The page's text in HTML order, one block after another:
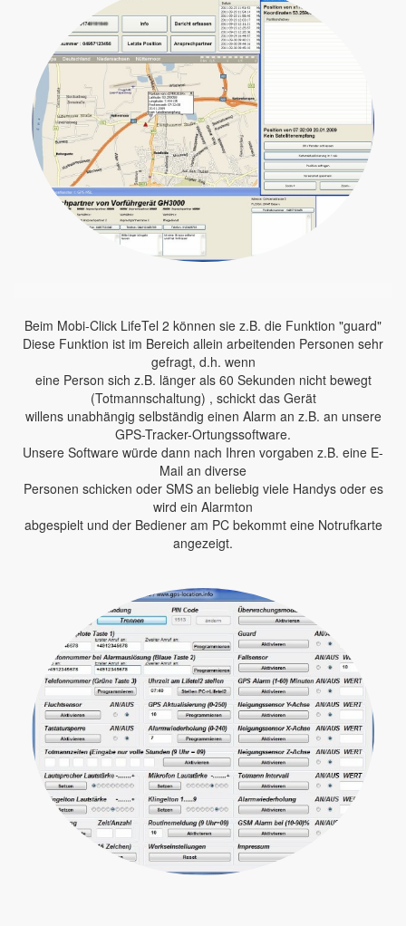
Beim Mobi-Click LifeTel 2 können sie z.B. die Funktion "guard"
Diese Funktion ist im Bereich allein arbeitenden Personen sehr
gefragt, d.h. wenn
eine Person sich z.B. länger als 60 Sekunden nicht bewegt
(Totmannschaltung) , schickt das Gerät
willens unabhängig selbständig einen Alarm an z.B. an unsere
GPS-Tracker-Ortungssoftware.
Unsere Software würde dann nach Ihren vorgaben z.B. eine E-
Mail an diverse
Personen schicken oder SMS an beliebig viele Handys oder es
wird ein Alarmton
abgespielt und der Bediener am PC bekommt eine Notrufkarte
angezeigt.